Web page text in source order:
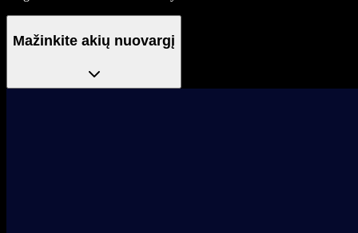
Mažinkite akių nuovargį